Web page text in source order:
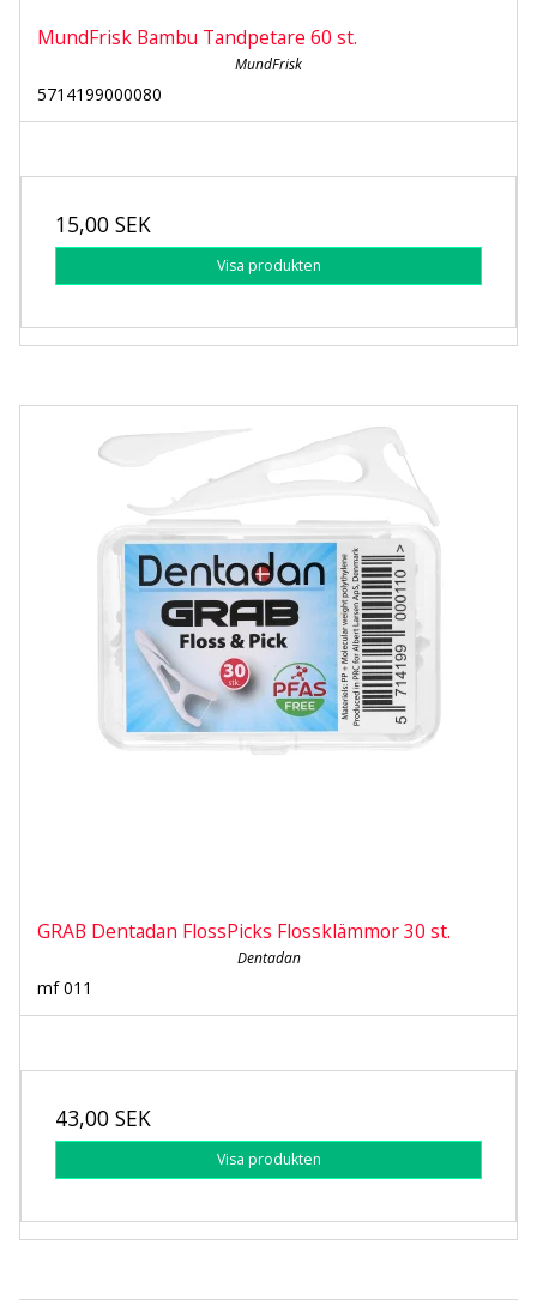
MundFrisk Bambu Tandpetare 60 st.
MundFrisk
5714199000080
15,00 SEK
Visa produkten
GRAB Dentadan FlossPicks Flossklämmor 30 st.
Dentadan
mf 011
43,00 SEK
Visa produkten